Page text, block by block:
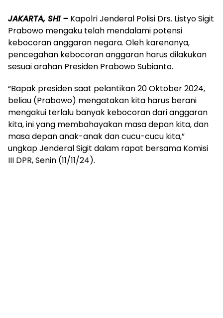
wa.me/087842777025
JAKARTA, SHI – Kapolri Jenderal Polisi Drs. Listyo Sigit
Prabowo mengaku telah mendalami potensi
kebocoran anggaran negara. Oleh karenanya,
pencegahan kebocoran anggaran harus dilakukan
sesuai arahan Presiden Prabowo Subianto.
“Bapak presiden saat pelantikan 20 Oktober 2024,
beliau (Prabowo) mengatakan kita harus berani
mengakui terlalu banyak kebocoran dari anggaran
kita, ini yang membahayakan masa depan kita, dan
masa depan anak-anak dan cucu-cucu kita,”
ungkap Jenderal Sigit dalam rapat bersama Komisi
III DPR, Senin (11/11/24).